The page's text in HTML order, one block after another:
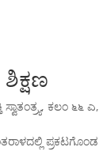
, ಕಲಂ ೬೬ ಎ,